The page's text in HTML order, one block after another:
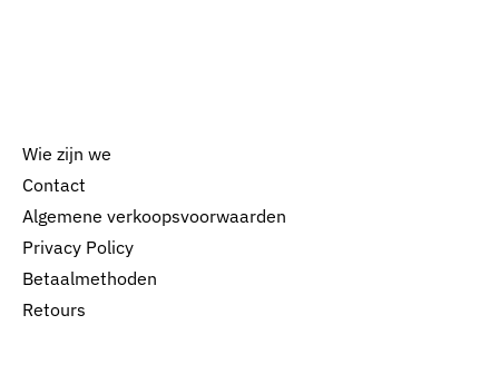
Wie zijn we
Contact
Algemene verkoopsvoorwaarden
Privacy Policy
Betaalmethoden
Retours